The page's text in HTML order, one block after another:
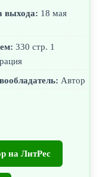
выхода: 18 мая
330 стр. 1
Автор
на ЛитРес